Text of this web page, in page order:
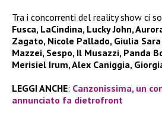
Tra i concorrenti del reality show ci
Fusca, LaCindina, Lucky John,
Zagato, Nicole Pallado, Giulia
Mazzei, Sespo, Il Musazzi, Panda
Merisiel Irum, Alex Caniggia,
LEGGI ANCHE: Canzonissima, un
annunciato fa dietrofront